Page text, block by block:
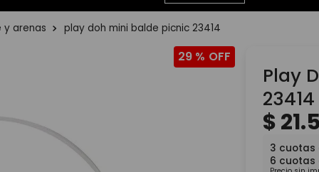
y arenas play doh mini balde picnic 23414
29 %
Play
23414
$21.
3 cuotas
6 cuotas